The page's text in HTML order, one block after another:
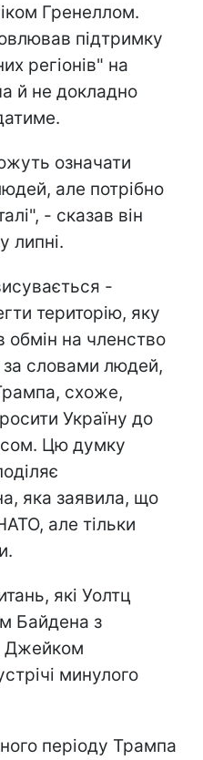
Гренеллом.
підтримку
регіонів" на
й не докладно
означати
але потрібно
- сказав він
липні.
-
територію, яку
обмін на членство
за словами людей,
схоже,
Україну до
Цю думку
яка заявила, що
але тільки
які Уолтц
Байдена з
Джейком
минулого
періоду Трампа